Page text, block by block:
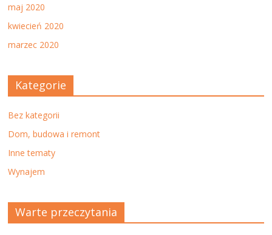
maj 2020
kwiecień 2020
marzec 2020
Kategorie
Bez kategorii
Dom, budowa i remont
Inne tematy
Wynajem
Warte przeczytania